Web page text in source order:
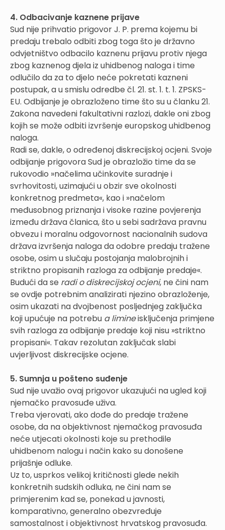
4. Odbacivanje kaznene prijave
Sud nije prihvatio prigovor J. P. prema kojemu bi
predaju trebalo odbiti zbog toga što je državno
odvjetništvo odbacilo kaznenu prijavu protiv njega
zbog kaznenog djela iz uhidbenog naloga i time
odlučilo da za to djelo neće pokretati kazneni
postupak, a u smislu odredbe čl. 21. st. 1. t. 1. ZPSKS-
EU. Odbijanje je obrazloženo time što su u članku 21.
Zakona navedeni fakultativni razlozi, dakle oni zbog
kojih se može odbiti izvršenje europskog uhidbenog
naloga.
Radi se, dakle, o određenoj diskrecijskoj ocjeni. Svoje
odbijanje prigovora Sud je obrazložio time da se
rukovodio »načelima učinkovite suradnje i
svrhovitosti, uzimajući u obzir sve okolnosti
konkretnog predmeta«, kao i »načelom
međusobnog priznanja i visoke razine povjerenja
između država članica, što u sebi sadržava pravnu
obvezu i moralnu odgovornost nacionalnih sudova
država izvršenja naloga da odobre predaju tražene
osobe, osim u slučaju postojanja malobrojnih i
striktno propisanih razloga za odbijanje predaje«.
Budući da se radi o diskrecijskoj ocjeni, ne čini nam
se ovdje potrebnim analizirati njezino obrazloženje,
osim ukazati na dvojbenost posljednjeg zaključka
koji upućuje na potrebu a limineisključenja primjene
svih razloga za odbijanje predaje koji nisu »striktno
propisani«. Takav rezolutan zaključak slabi
uvjerljivost diskrecijske ocjene.
5. Sumnja u pošteno suđenje
Sud nije uvažio ovaj prigovor ukazujući na ugled koji
njemačko pravosuđe uživa.
Treba vjerovati, ako dođe do predaje tražene
osobe, da na objektivnost njemačkog pravosuđa
neće utjecati okolnosti koje su prethodile
uhidbenom nalogu i način kako su donošene
prijašnje odluke.
Uz to, usprkos velikoj kritičnosti glede nekih
konkretnih sudskih odluka, ne čini nam se
primjerenim kad se, ponekad u javnosti,
komparativno, generalno obezvređuje
samostalnost i objektivnost hrvatskog pravosuđa.